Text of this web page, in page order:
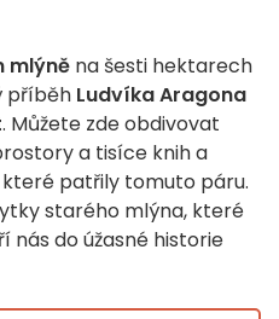
mlýně na šesti hektarech
příběh Ludvíka Aragona
. Můžete zde obdivovat
a tisíce knih a
patřily tomuto páru.
starého mlýna, které
nás do úžasné historie